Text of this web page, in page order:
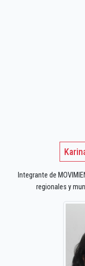
Integrante de
regionales y